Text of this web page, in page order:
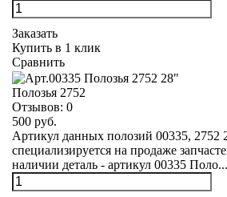
Заказать
Купить в 1 клик
Сравнить
Полозья 2752
Отзывов: 0
500 руб.
Артикул данных полозий 00335, 2752
специализируется на продаже
наличии деталь - артикул 00335 Поло...